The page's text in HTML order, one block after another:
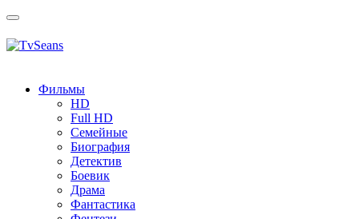
Toggle
Фильмы
HD
Full HD
Семейные
Биография
Детектив
Боевик
Драма
Фантастика